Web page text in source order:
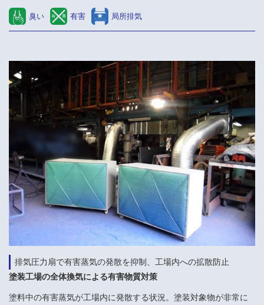
臭い 有害 局所排気
排気圧力扇で有害蒸気の発散を抑制、工場内への拡散防止
塗装工場の全体換気による有害物質対策
塗料中の有害蒸気が工場内に発散する状況。塗装対象物が非常に